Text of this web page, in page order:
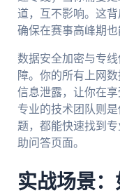
道，互不影响。这背
确保在赛事高峰期也
数据安全加密与专
障。你的所有上网
信息泄露，让你在
专业的技术团队则
题，都能快速找到
助问答页面。
实战场景